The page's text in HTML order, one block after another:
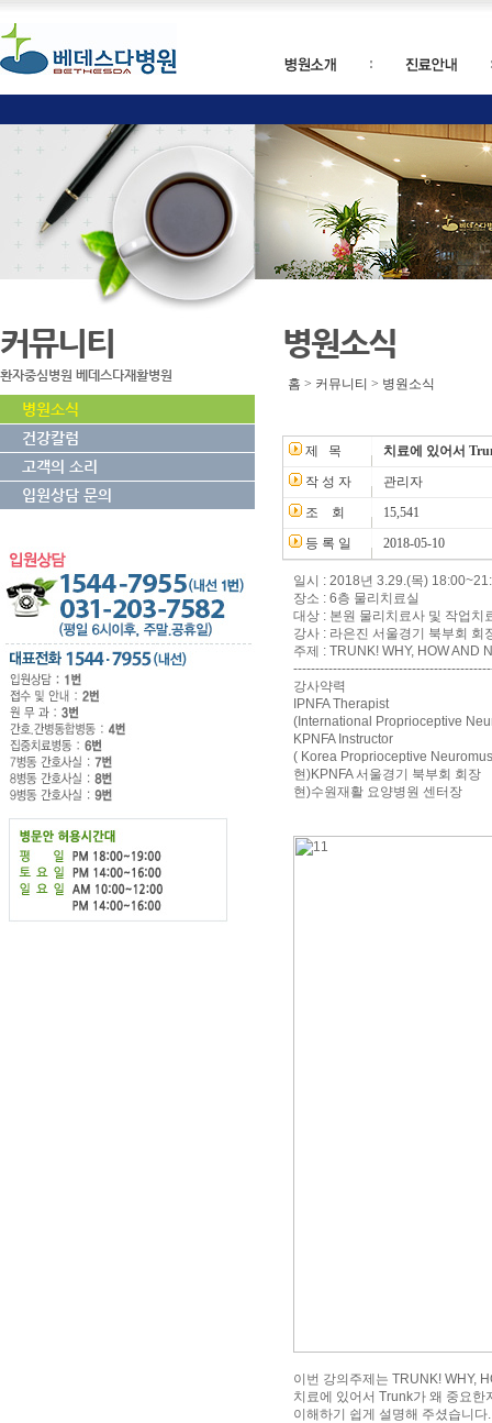
커뮤니티
환자중심병원 베데스다재활병원
병원소식
건강칼럼
고객의 소리
입원상담 문의
병원소식
홈 > 커뮤니티 > 병원소식
제 목
치료에 있어서
작 성 자
관리자
조 회
15,541
등 록 일
2018-05-10
일시 : 2018년 3.29.(목)
장소 : 6층 물리치료실
대상 : 본원 물리치료사 및 작업치
강사 : 라은진 서울경기 북부회 회
주제 : TRUNK! WHY, HOW AND
강사약력
IPNFA Therapist
(International Proprioceptive
KPNFA Instructor
( Korea Proprioceptive
현)KPNFA 서울경기 북부회 회장
현)수원재활 요양병원 센터장
이번 강의주제는 TRUNK! WHY,
치료에 있어서 Trunk가 왜 중요
이해하기 쉽게 설명해 주셨습니다.